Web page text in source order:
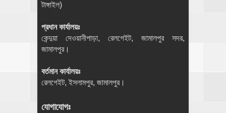
টাঙ্গাইল)
প্রধান কার্যালয়ঃ
কেন্দুয়া দেওয়ানীপাড়া, রেলগেইট, জামালপুর সদর,
জামালপুর।
বর্তমান কার্যালয়ঃ
রেলগেইট, ইসলামপুর, জামালপুর।
যোগাযোগঃ